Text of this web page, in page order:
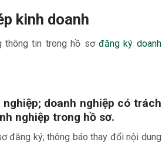
kinh doanh
thông tin trong hồ sơ đăng ký doanh
doanh nghiệp có trách
nghiệp trong hồ sơ.
đăng ký; thông báo thay đổi nội dung